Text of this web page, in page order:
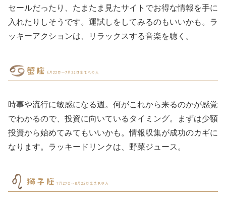
セールだったり、たまたま見たサイトでお得な情報を手に
入れたりしそうです。運試しをしてみるのもいいかも。ラ
ッキーアクションは、リラックスする音楽を聴く。
時事や流行に敏感になる週。何がこれから来るのかが感覚
でわかるので、投資に向いているタイミング。まずは少額
投資から始めてみてもいいかも。情報収集が成功のカギに
なります。ラッキードリンクは、野菜ジュース。